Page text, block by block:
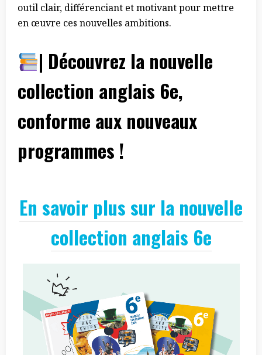
outil clair, différenciant et motivant pour mettre
en œuvre ces nouvelles ambitions.
| Découvrez la nouvelle
collection anglais 6e,
conforme aux nouveaux
programmes !
En savoir plus sur la nouvelle
collection anglais 6e